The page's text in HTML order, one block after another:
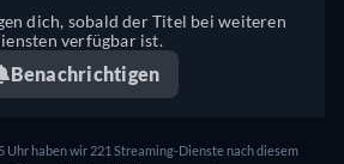
dich, sobald der Titel bei weiteren
verfügbar ist.
Benachrichtigen
Uhr haben wir 221 Streaming-Dienste nach diesem